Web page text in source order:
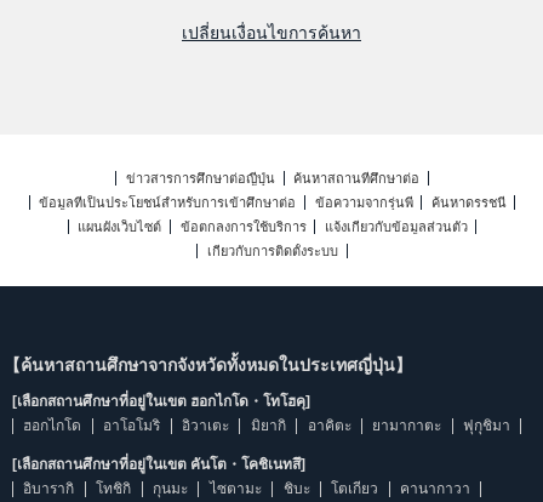
เปลี่ยนเงื่อนไขการค้นหา
ข่าวสารการศึกษาต่อญี่ปุ่น
ค้นหาสถานที่ศึกษาต่อ
ข้อมูลที่เป็นประโยชน์สำหรับการเข้าศึกษาต่อ
ข้อความจากรุ่นพี่
ค้นหาดรรชนี
แผนผังเว็บไซต์
ข้อตกลงการใช้บริการ
แจ้งเกี่ยวกับข้อมูลส่วนตัว
เกี่ยวกับการติดตั้งระบบ
【ค้นหาสถานศึกษาจากจังหวัดทั้งหมดในประเทศญี่ปุ่น】
[เลือกสถานศึกษาที่อยู่ในเขต ฮอกไกโด・โทโฮคุ]
ฮอกไกโด
อาโอโมริ อิวาเตะ มิยากิ อาคิตะ ยามากาตะ ฟุกุชิมา
[เลือกสถานศึกษาที่อยู่ในเขต คันโต・โคชิเนทสึ]
อิบารากิ
โทชิกิ กุนมะ ไซตามะ ชิบะ โตเกียว
คานากาวา